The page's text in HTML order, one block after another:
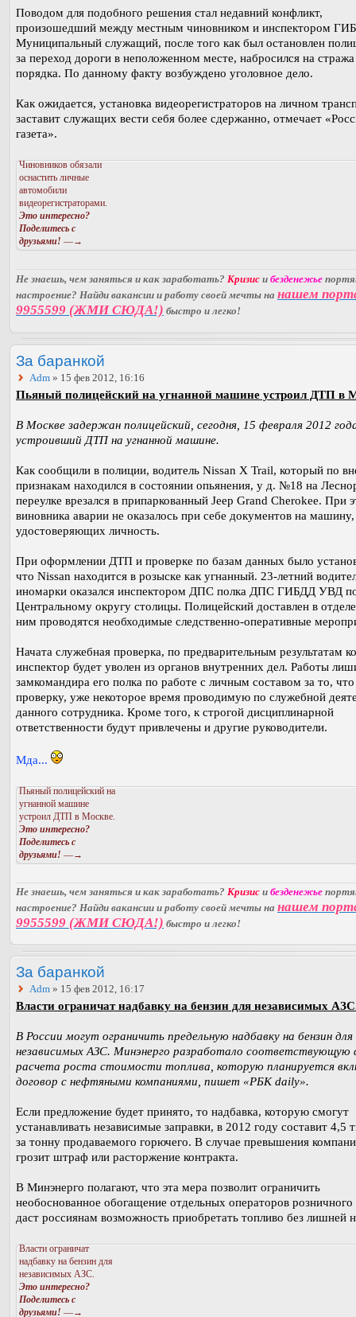
Поводом для подобного решения стал недавний конфликт,
произошедший между местным чиновником и инспектором
Муниципальный служащий, после того как был остановлен
за переход дороги в неположенном месте, набросился на стража
порядка. По данному факту возбуждено уголовное дело.
Как ожидается, установка видеорегистраторов на личном
заставит служащих вести себя более сдержанно, отмечает
газета».
Чиновников обязали
оснастить личные
автомобили
видеорегистраторами.
Это интересно?
Поделитесь с
друзьями! —→
Не знаешь, чем заняться и как заработать? Кризис и безденежье
настроение? Найди вакансии и работу своей мечты на нашем
9955599 (ЖМИ СЮДА!) быстро и легко!
За баранкой
Adm » 15 фев 2012, 16:16
Пьяный полицейский на угнанной машине устроил ДТП в
В Москве задержан полицейский, сегодня, 15 февраля 2012
устроивший ДТП на угнанной машине.
Как сообщили в полиции, водитель Nissan X Trail, который по
признакам находился в состоянии опьянения, у д. №18 на
переулке врезался в припаркованный Jeep Grand Cherokee. При
виновника аварии не оказалось при себе документов на
удостоверяющих личность.
При оформлении ДТП и проверке по базам данных было
что Nissan находится в розыске как угнанный. 23-летний
иномарки оказался инспектором ДПС полка ДПС ГИБДД УВД
Центральному округу столицы. Полицейский доставлен в
ним проводятся необходимые следственно-оперативные
Начата служебная проверка, по предварительным результатам
инспектор будет уволен из органов внутренних дел. Работы
замкомандира его полка по работе с личным составом за то, что
проверку, уже некоторое время проводимую по служебной
данного сотрудника. Кроме того, к строгой дисциплинарной
ответственности будут привлечены и другие руководители.
Мда...
Пьяный полицейский на
угнанной машине
устроил ДТП в Москве.
Это интересно?
Поделитесь с
друзьями! —→
Не знаешь, чем заняться и как заработать? Кризис и безденежье
настроение? Найди вакансии и работу своей мечты на нашем
9955599 (ЖМИ СЮДА!) быстро и легко!
За баранкой
Adm » 15 фев 2012, 16:17
Власти ограничат надбавку на бензин для независимых
В России могут ограничить предельную надбавку на бензин для
независимых АЗС. Минэнерго разработало соответствующую
расчета роста стоимости топлива, которую планируется
договор с нефтяными компаниями, пишет «РБК daily».
Если предложение будет принято, то надбавка, которую смогут
устанавливать независимые заправки, в 2012 году составит 4,5
за тонну продаваемого горючего. В случае превышения
грозит штраф или расторжение контракта.
В Минэнерго полагают, что эта мера позволит ограничить
необоснованное обогащение отдельных операторов
даст россиянам возможность приобретать топливо без лишней
Власти ограничат
надбавку на бензин для
независимых АЗС.
Это интересно?
Поделитесь с
друзьями! —→